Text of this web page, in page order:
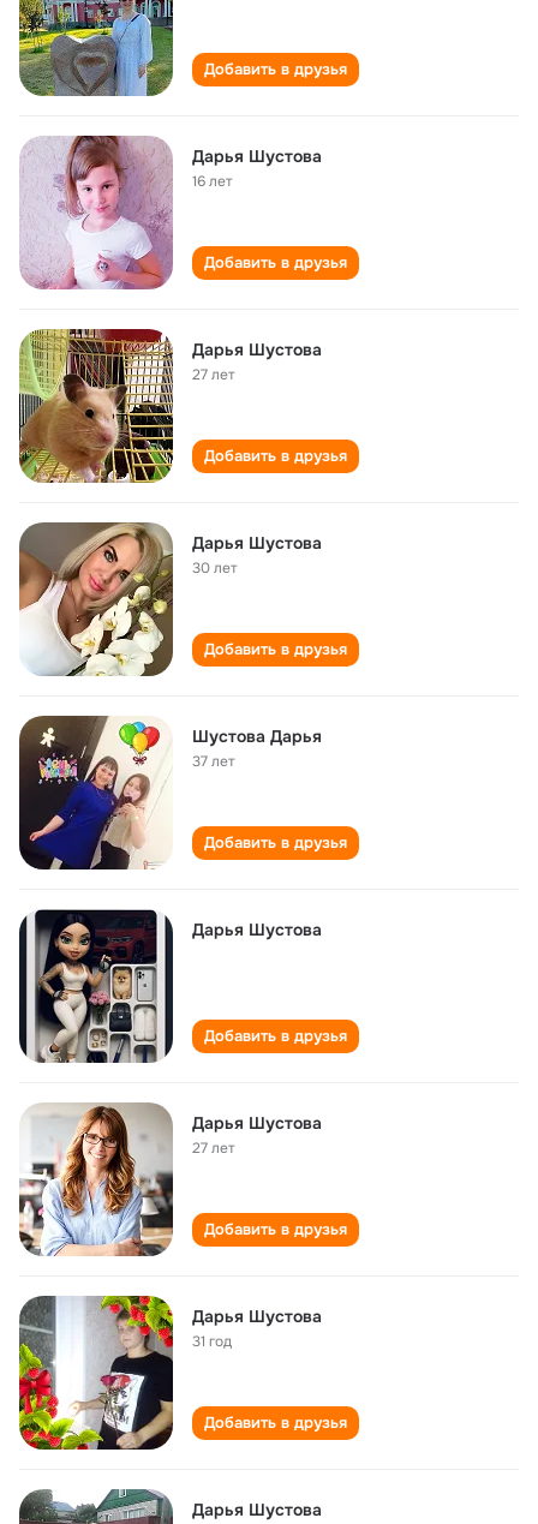
Добавить в друзья
Дарья Шустова
16 лет
Добавить в друзья
Дарья Шустова
27 лет
Добавить в друзья
Дарья Шустова
30 лет
Добавить в друзья
Шустова Дарья
37 лет
Добавить в друзья
Дарья Шустова
Добавить в друзья
Дарья Шустова
27 лет
Добавить в друзья
Дарья Шустова
31 год
Добавить в друзья
Дарья Шустова